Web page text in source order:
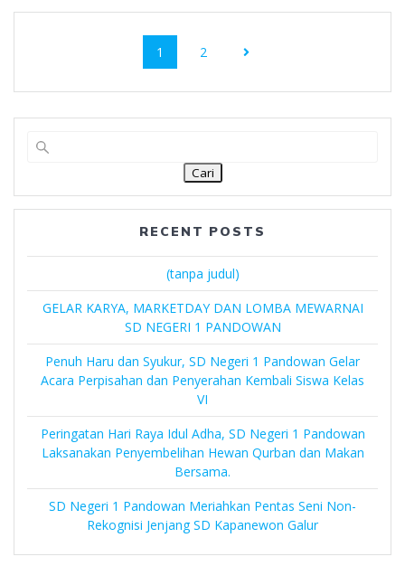
1 2
Cari
RECENT POSTS
(tanpa judul)
GELAR KARYA, MARKETDAY DAN LOMBA MEWARNAI
SD NEGERI 1 PANDOWAN
Penuh Haru dan Syukur, SD Negeri 1 Pandowan Gelar
Acara Perpisahan dan Penyerahan Kembali Siswa Kelas
VI
Peringatan Hari Raya Idul Adha, SD Negeri 1 Pandowan
Laksanakan Penyembelihan Hewan Qurban dan Makan
Bersama.
SD Negeri 1 Pandowan Meriahkan Pentas Seni Non-
Rekognisi Jenjang SD Kapanewon Galur